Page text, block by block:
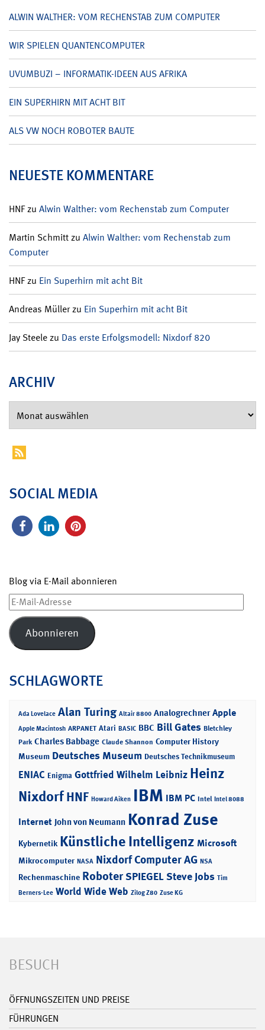
ALWIN WALTHER: VOM RECHENSTAB ZUM COMPUTER
WIR SPIELEN QUANTENCOMPUTER
UVUMBUZI – INFORMATIK-IDEEN AUS AFRIKA
EIN SUPERHIRN MIT ACHT BIT
ALS VW NOCH ROBOTER BAUTE
NEUESTE KOMMENTARE
HNFzu Alwin Walther: vom Rechenstab zum Computer
Martin Schmittzu Alwin Walther: vom Rechenstab zum
Computer
HNFzu Ein Superhirn mit acht Bit
Andreas Müllerzu Ein Superhirn mit acht Bit
Jay Steelezu Das erste Erfolgsmodell: Nixdorf 820
ARCHIV
SOCIAL MEDIA
Blog via E-Mail abonnieren
E-
Mail-
Adresse
Abonnieren
SCHLAGWORTE
Ada Lovelace Alan Turing Altair 8800 Analogrechner Apple
Apple Macintosh ARPANET Atari BASIC BBC Bill Gates Bletchley
Park Charles Babbage Claude Shannon Computer History
Museum Deutsches Museum Deutsches Technikmuseum
ENIAC Enigma Gottfried Wilhelm Leibniz Heinz
NixdorfHNF Howard Aiken IBM IBM PC Intel Intel 8088
Internet John von Neumann Konrad Zuse
Kybernetik Künstliche Intelligenz Microsoft
Mikrocomputer NASA Nixdorf Computer AG NSA
Rechenmaschine RoboterSPIEGELSteve Jobs Tim
Berners-Lee World Wide Web Zilog Z80 Zuse KG
BESUCH
ÖFFNUNGSZEITEN UND PREISE
FÜHRUNGEN